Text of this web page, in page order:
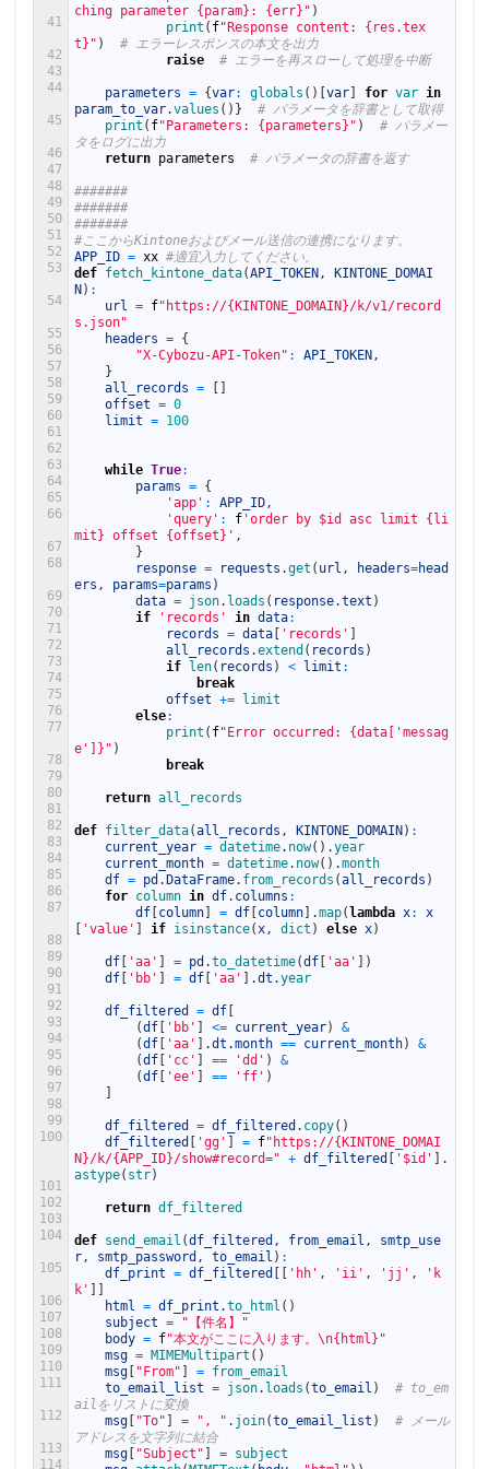
41
42
43
44
45
46
47
48
49
50
51
52
53
54
55
56
57
58
59
60
61
62
63
64
65
66
67
68
69
70
71
72
73
74
75
76
77
78
79
80
81
82
83
84
85
86
87
88
89
90
91
92
93
94
95
96
97
98
99
100
101
102
103
104
105
106
107
108
109
110
111
112
113
114
ching parameter {param}: {err}" )
print ( f"Response content: {res.tex
t}" )
# エラーレスポンスの本文を出力
raise
# エラーを再スローして処理を中断
parameters = {var: globals ( ) [var] for var in
param_to_var.values ( ) }
# パラメータを辞書として取得
print ( f"Parameters: {parameters}" )
# パラメー
タをログに出力
return parameters # パラメータの辞書を返す
#######
#######
#######
#ここからKintoneおよびメール送信の連携になります。
APP_ID = xx #適宜入力してください。
def fetch_kintone_data(API_TOKEN ,
KINTONE_DOMAI
N) :
url
= f"https://{KINTONE_DOMAIN}/k/v1/record
s.json"
headers = {
"X-Cybozu-API-Token" : API_TOKEN ,
}
all_records = [ ]
offset = 0
limit = 100
while True:
params = {
'app' : APP_ID ,
'query' : f 'order by $id asc limit {li
mit} offset {offset}' ,
}
response = requests .get ( url , headers=head
ers , params=params )
data = json. loads ( response.text )
if
'records' in data:
records = data [ 'records' ]
all_records .extend ( records )
if len( records ) < limit :
break
offset += limit
else:
print ( f"Error occurred: {data['messag
e']}" )
break
return all_records
def filter_data(all_records , KINTONE_DOMAIN) :
current_year = datetime. now( ) .year
current_month = datetime. now( ) .month
df = pd .DataFrame. from_records (all_records )
for column in df. columns :
df [column] = df [column] .map(lambda x:
x
[ 'value' ] if isinstance( x , dict ) else x)
df [ 'aa' ] = pd .to_datetime(df [ 'aa' ] )
df [ 'bb' ] = df [ 'aa' ] .dt .year
df_filtered = df [
(df [ 'bb' ] <= current_year)
&
(df [ 'aa' ] .dt .month == current_month)
&
(df [ 'cc' ] == 'dd' )
&
(df [ 'ee' ] == 'ff' )
]
df_filtered = df_filtered . copy( )
df_filtered [ 'gg' ] = f"https://{KINTONE_DOMAI
N}/k/{APP_ID}/show#record=" + df_filtered [ '$id' ] .
astype( str)
return df_filtered
def send_email (df_filtered , from_email ,
smtp_use
r , smtp_password , to_email ) :
df_print = df_filtered [ [ 'hh' , 'ii' , 'jj' ,
'k
k' ] ]
html
= df_print .to_html ( )
subject =
"【件名】"
body = f"本文がここに入ります。\n{html}"
msg = MIMEMultipart ( )
msg [ "From" ] = from_email
to_email_list = json. loads (to_email )
# to_em
ailをリストに変換
msg [ "To" ] = ", " . join(to_email_list )
# メール
アドレスを文字列に結合
msg [ "Subject" ] = subject